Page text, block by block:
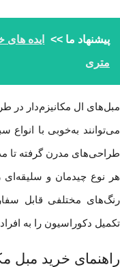
پیشنهاد ما >>
متری
مبل‌های ال مکانیزم‌دار در
می‌توانند به‌خوبی با
طراحی‌های مدرن گرفته تا
هر نوع چیدمان و سلیقه‌ای
رنگ‌های مختلفی قابل
تکمیل دکوراسیون را به
راهنمای خرید مبل